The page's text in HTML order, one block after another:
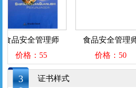
食品安全管理师
价格：55
食品安全管理师
价格：50
3 证书样式